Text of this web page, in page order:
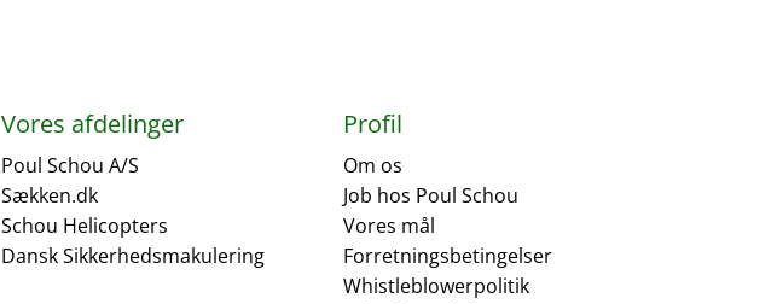
Vores afdelinger
Poul Schou A/S
Sækken.dk
Schou Helicopters
Dansk Sikkerhedsmakulering
Profil
Om os
Job hos Poul Schou
Vores mål
Forretningsbetingelser
Whistleblowerpolitik